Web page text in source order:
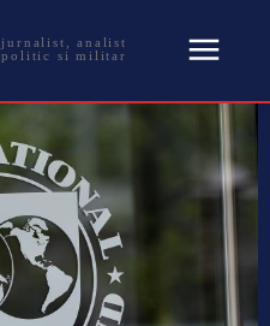
jurnalist, analist
politic si militar